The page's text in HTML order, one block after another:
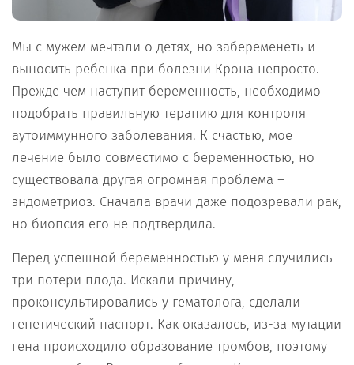
Мы с мужем мечтали о детях, но забеременеть и
выносить ребенка при болезни Крона непросто.
Прежде чем наступит беременность, необходимо
подобрать правильную терапию для контроля
аутоиммунного заболевания. К счастью, мое
лечение было совместимо с беременностью, но
существовала другая огромная проблема –
эндометриоз. Сначала врачи даже подозревали рак,
но биопсия его не подтвердила.
Перед успешной беременностью у меня случились
три потери плода. Искали причину,
проконсультировались у гематолога, сделали
генетический паспорт. Как оказалось, из-за мутации
гена происходило образование тромбов, поэтому